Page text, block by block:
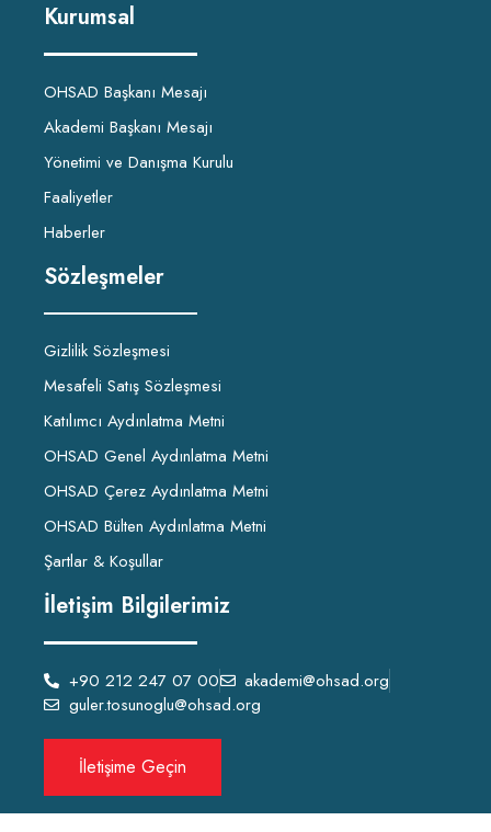
Kurumsal
OHSAD Başkanı Mesajı
Akademi Başkanı Mesajı
Yönetimi ve Danışma Kurulu
Faaliyetler
Haberler
Sözleşmeler
Gizlilik Sözleşmesi
Mesafeli Satış Sözleşmesi
Katılımcı Aydınlatma Metni
OHSAD Genel Aydınlatma Metni
OHSAD Çerez Aydınlatma Metni
OHSAD Bülten Aydınlatma Metni
Şartlar & Koşullar
İletişim Bilgilerimiz
+90 212 247 07 00
akademi@ohsad.org
guler.tosunoglu@ohsad.org
İletişime Geçin